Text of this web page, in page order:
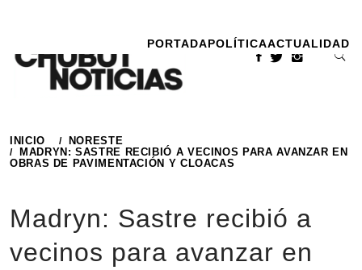
contenido
PORTADAPOLÍTICAACTUALIDAD
INICIO
NORESTE
MADRYN: SASTRE RECIBIÓ A VECINOS PARA AVANZAR EN
OBRAS DE PAVIMENTACIÓN Y CLOACAS
Madryn: Sastre recibió a
vecinos para avanzar en